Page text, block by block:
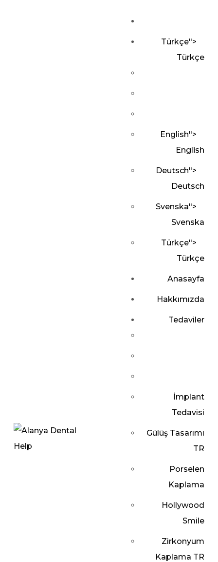
Türkçe">
Türkçe
English">
English
Deutsch">
Deutsch
Svenska">
Svenska
Türkçe">
Türkçe
Anasayfa
Hakkımızda
Tedaviler
İmplant
Tedavisi
Gülüş Tasarımı
TR
Porselen
Kaplama
Hollywood
Smile
Zirkonyum
Kaplama TR